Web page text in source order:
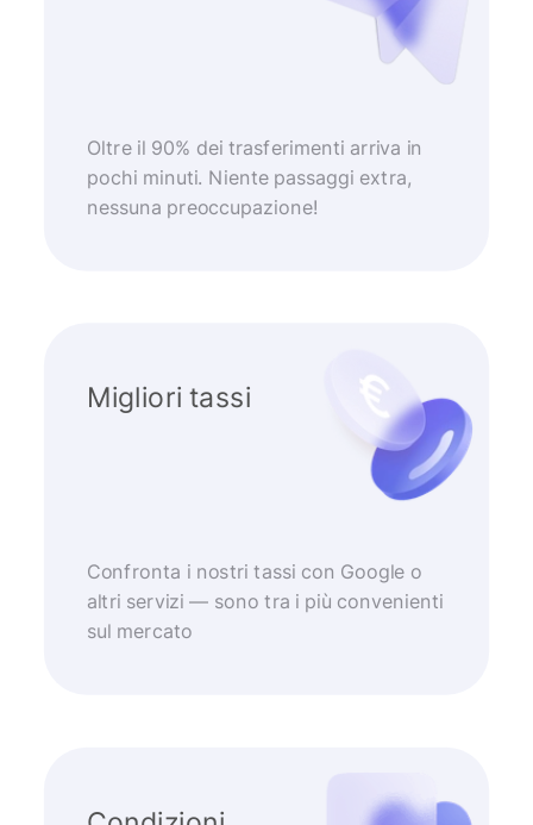
Oltre il 90% dei trasferimenti arriva in
pochi minuti. Niente passaggi extra,
nessuna preoccupazione!
Migliori tassi
Confronta i nostri tassi con Google o
altri servizi — sono tra i più convenienti
sul mercato